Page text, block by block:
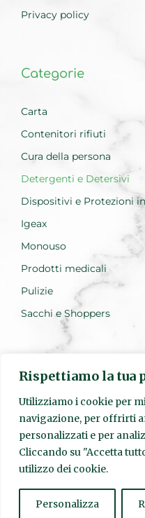
Rispettiamo la tua
Utilizziamo i cookie per
navigazione, per offrirti
personalizzati e per
Cliccando su "Accetta
utilizzo dei cookie.
Personalizza
Privacy policy
Categorie
Carta
Contenitori rifiuti
Cura della persona
Detergenti e Detersivi
Dispositivi e Protezioni
Igeax
Monouso
Prodotti medicali
Pulizie
Sacchi e Shoppers
© Quadrante s.r.l. | Sede
Roma | P.IVA15952841003|
REA:1625601
Realizzato